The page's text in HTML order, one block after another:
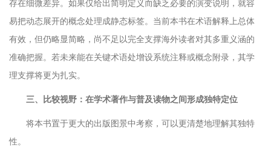
存在细微差异。如果仅给出简明定义而缺乏必要的演变说明，就容
易把动态展开的概念处理成静态标签。当前本书在术语解释上总体
有效，但仍略显简略，尚不足以完全支撑海外读者对其多重义涵的
准确把握。若未来能在关键术语处增设系统注释或概念附录，其学
理支撑将更为扎实。
三、比较视野：在学术著作与普及读物之间形成独特定位
将本书置于更大的出版图景中考察，可以更清楚地理解其独特
性。